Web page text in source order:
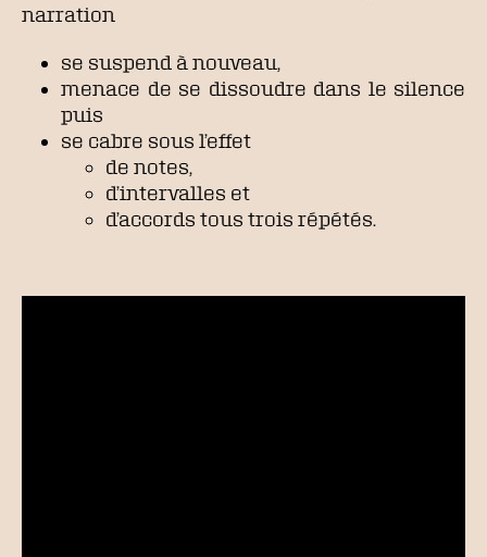
narration
se suspend à nouveau,
menace de se dissoudre dans le silence
puis
se cabre sous l’effet
de notes,
d’intervalles et
d’accords tous trois répétés.